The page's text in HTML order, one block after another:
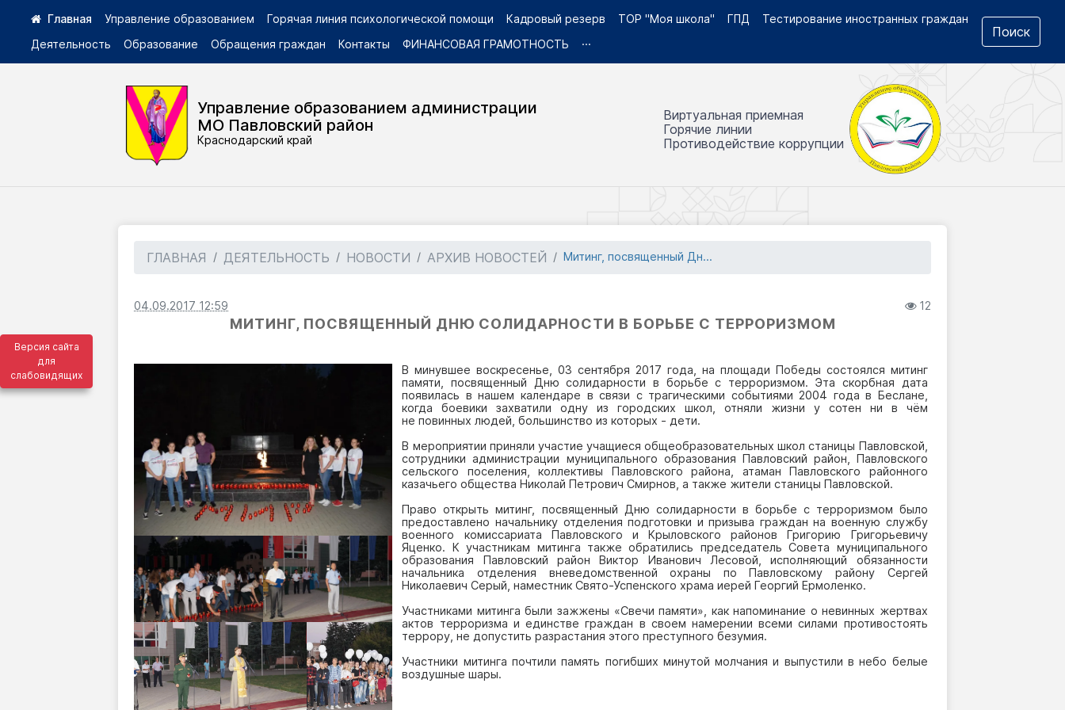
Версия сайта
для
слабовидящих
Управление образованием администрации
МО Павловский район
Краснодарский край
Виртуальная приемная
Горячие линии
Противодействие коррупции
Управление образованием Горячая линия психологической помощи Кадровый резерв ТОР "Моя школа" ГПД
Тестирование иностранных граждан
Деятельность
Образование Обращения граждан Контакты ФИНАНСОВАЯ ГРАМОТНОСТЬ ···
Поиск
ГЛАВНАЯ ДЕЯТЕЛЬНОСТЬ НОВОСТИ АРХИВ НОВОСТЕЙ Митинг, посвященный Дн...
04.09.2017 12:59 12
МИТИНГ, ПОСВЯЩЕННЫЙ ДНЮ СОЛИДАРНОСТИ В БОРЬБЕ С ТЕРРОРИЗМОМ
В минувшее воскресенье, 03 сентября 2017 года, на площади Победы состоялся митинг
памяти, посвященный Дню солидарности в борьбе с терроризмом. Эта скорбная дата
появилась в нашем календаре в связи с трагическими событиями 2004 года в Беслане,
когда боевики захватили одну из городских школ, отняли жизни у сотен ни в чём
не повинных людей, большинство из которых - дети.
В мероприятии приняли участие учащиеся общеобразовательных школ станицы Павловской,
сотрудники администрации муниципального образования Павловский район, Павловского
сельского поселения, коллективы Павловского района, атаман Павловского районного
казачьего общества Николай Петрович Смирнов, а также жители станицы Павловской.
Право открыть митинг, посвященный Дню солидарности в борьбе с терроризмом было
предоставлено начальнику отделения подготовки и призыва граждан на военную службу
военного комиссариата Павловского и Крыловского районов Григорию Григорьевичу
Яценко. К участникам митинга также обратились председатель Совета муниципального
образования Павловский район Виктор Иванович Лесовой, исполняющий обязанности
начальника отделения вневедомственной охраны по Павловскому району Сергей
Николаевич Серый, наместник Свято-Успенского храма иерей Георгий Ермоленко.
Участниками митинга были зажжены «Свечи памяти», как напоминание о невинных жертвах
актов терроризма и единстве граждан в своем намерении всеми силами противостоять
террору, не допустить разрастания этого преступного безумия.
Участники митинга почтили память погибших минутой молчания и выпустили в небо белые
воздушные шары.